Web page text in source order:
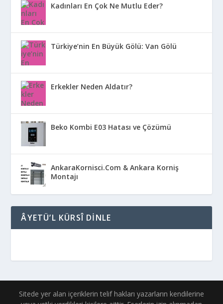
Kadınları En Çok Ne Mutlu Eder?
Türkiye’nin En Büyük Gölü: Van Gölü
Erkekler Neden Aldatır?
Beko Kombi E03 Hatası ve Çözümü
AnkaraKornisci.Com & Ankara Korniş
Montajı
ÂYETÜ’L KÜRSÎ DINLE
Sitede yer alan içeriklerin telif hakları yazarların kendilerine